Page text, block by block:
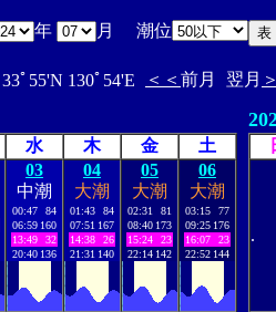
年 月 潮位
33ﾟ55'N 130ﾟ54'E ＜＜ 前月 翌月
水 木 金 土
03
中潮
00:47
84
06:59 160
13:49
32
20:40 136
04
大潮
01:43
84
07:51 167
14:38
26
21:31 140
05
大潮
02:31
81
08:40 173
15:24
23
22:14 142
06
大潮
03:15
77
09:25 176
16:07
23
22:52 144
.